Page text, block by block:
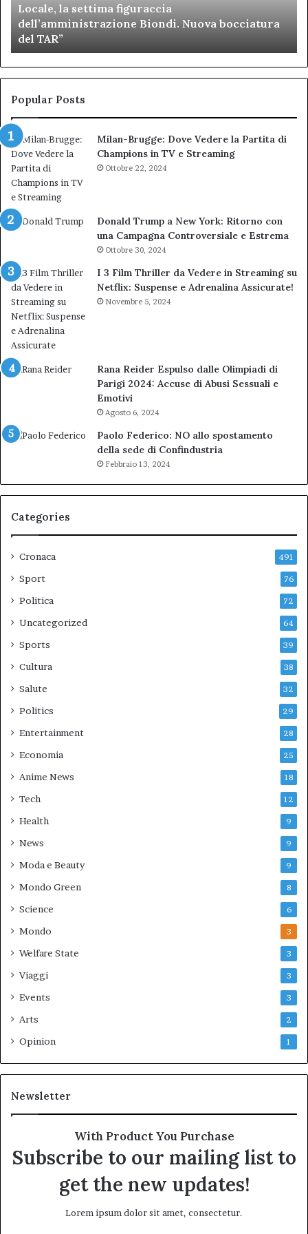
settima
figuraccia
dell’amministrazione
Biondi.
Nuova
bocciatura
del
Locale, la settima figuraccia
dell’amministrazione Biondi. Nuova bocciatura
del TAR”
ai
Popular Posts
Milan-Brugge: Dove Vedere la Partita di
Champions in TV e Streaming
Ottobre 22, 2024
Donald Trump a New York: Ritorno con
una Campagna Controversiale e Estrema
Ottobre 30, 2024
I 3 Film Thriller da Vedere in Streaming su
Netflix: Suspense e Adrenalina Assicurate!
Novembre 5, 2024
Rana Reider Espulso dalle Olimpiadi di
Parigi 2024: Accuse di Abusi Sessuali e
Emotivi
Agosto 6, 2024
Paolo Federico: NO allo spostamento
della sede di Confindustria
Febbraio 13, 2024
Categories
Cronaca 491
Sport 76
Politica 72
Uncategorized 64
Sports 39
Cultura 38
Salute 32
Politics 29
Entertainment 28
Economia 25
Anime News 18
Tech 12
Health 9
News 9
Moda e Beauty 9
Mondo Green 8
Science 6
Mondo 3
Welfare State 3
Viaggi 3
Events 3
Arts 2
Opinion 1
Newsletter
With Product You Purchase
Subscribe to our mailing list to
get the new updates!
Lorem ipsum dolor sit amet, consectetur.